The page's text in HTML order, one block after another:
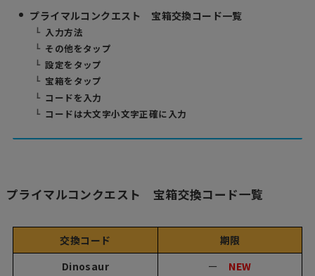
プライマルコンクエスト 宝箱交換コード一覧
入力方法
その他をタップ
設定をタップ
宝箱をタップ
コードを入力
コードは大文字小文字正確に入力
プライマルコンクエスト 宝箱交換コード一覧
交換コード
期限
Dinosaur
ー NEW